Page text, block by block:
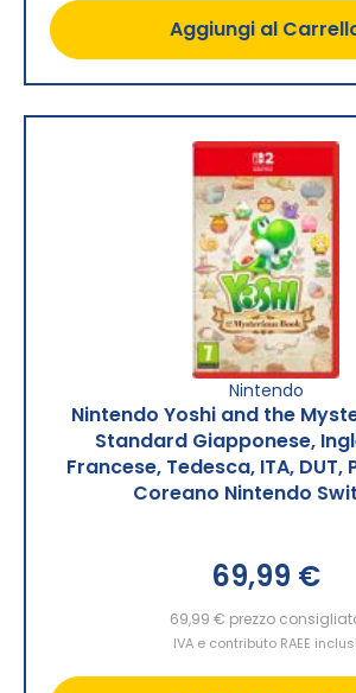
Aggiungi al
Nintendo
Nintendo Yoshi and the
Standard Giapponese,
Francese, Tedesca, ITA, DUT,
Coreano Nintendo
69,99 €
69,99 € prezzo
IVA e contributo RAEE inclusi